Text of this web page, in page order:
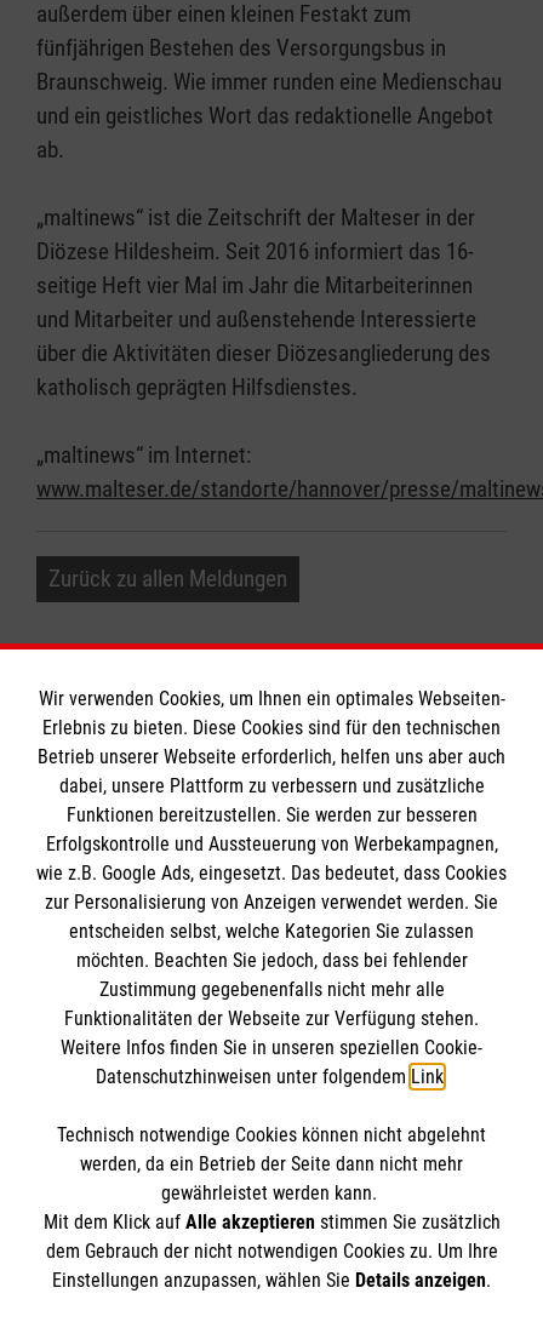
außerdem über einen kleinen Festakt zum
fünfjährigen Bestehen des Versorgungsbus in
Braunschweig. Wie immer runden eine Medienschau
und ein geistliches Wort das redaktionelle Angebot
ab.
„maltinews“ ist die Zeitschrift der Malteser in der
Diözese Hildesheim. Seit 2016 informiert das 16-
seitige Heft vier Mal im Jahr die Mitarbeiterinnen
und Mitarbeiter und außenstehende Interessierte
über die Aktivitäten dieser Diözesangliederung des
katholisch geprägten Hilfsdienstes.
„maltinews“ im Internet:
www.malteser.de/standorte/hannover/presse/
Zurück zu allen Meldungen
Informationen
Impressum
Datenschutz
Barrierefreiheit
Kontakt
Die Malteser
Malteserorden
Malteser Jugend
Malteser International
So finden Sie uns
Grupenstraße 4
30159 Hannover
Telefon:0221 98220
E-Mail:malteser@malteser.org
Soziale Netzwerke
Der Malteser Hilfsdienst e.V. ist als eingetragene
Wir verwenden Cookies, um Ihnen ein optimales Webseiten-
Erlebnis zu bieten. Diese Cookies sind für den technischen
Betrieb unserer Webseite erforderlich, helfen uns aber auch
dabei, unsere Plattform zu verbessern und zusätzliche
Funktionen bereitzustellen. Sie werden zur besseren
Erfolgskontrolle und Aussteuerung von Werbekampagnen,
wie z.B. Google Ads, eingesetzt. Das bedeutet, dass Cookies
zur Personalisierung von Anzeigen verwendet werden. Sie
entscheiden selbst, welche Kategorien Sie zulassen
möchten. Beachten Sie jedoch, dass bei fehlender
Zustimmung gegebenenfalls nicht mehr alle
Funktionalitäten der Webseite zur Verfügung stehen.
Weitere Infos finden Sie in unseren speziellen Cookie-
Datenschutzhinweisen unter folgendem Link.
Technisch notwendige Cookies können nicht abgelehnt
werden, da ein Betrieb der Seite dann nicht mehr
gewährleistet werden kann.
Mit dem Klick auf Alle akzeptierenstimmen Sie zusätzlich
dem Gebrauch der nicht notwendigen Cookies zu. Um Ihre
Einstellungen anzupassen, wählen Sie Details anzeigen.